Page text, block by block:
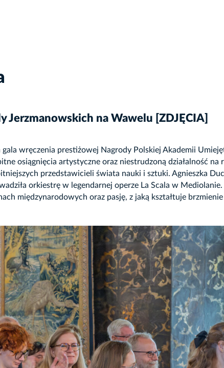
Jerzmanowskich na Wawelu [ZDJĘCIA]
wręczenia prestiżowej Nagrody Polskiej Akademii
osiągnięcia artystyczne oraz niestrudzoną działalność
przedstawicieli świata nauki i sztuki. Agnieszka
orkiestrę w legendarnej operze La Scala w
międzynarodowych oraz pasję, z jaką kształtuje